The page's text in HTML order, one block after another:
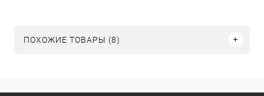
ПОХОЖИЕ ТОВАРЫ (8)